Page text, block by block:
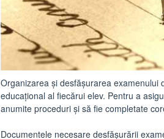
Organizarea și desfășurarea
educațional al fiecărui elev. Pentru a
anumite proceduri și să fie completate
Documentele necesare desfășurării